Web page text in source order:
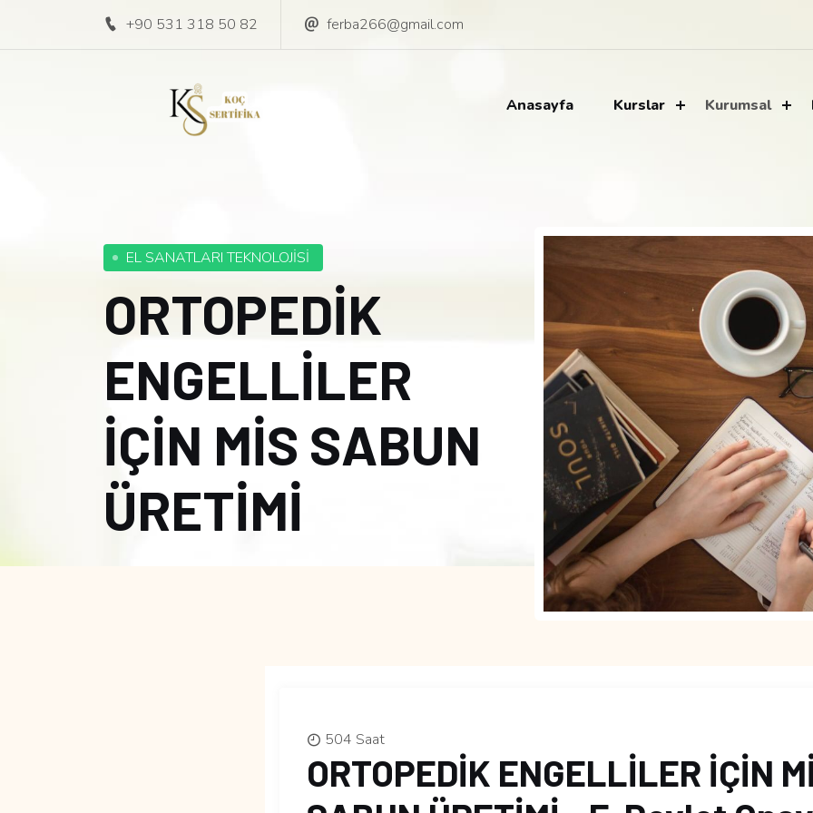
+90 531 318 50 82 ferba266@gmail.com
Anasayfa Kurslar Kurumsal
EL SANATLARI TEKNOLOJİSİ
ORTOPEDİK
ENGELLİLER
İÇİN MİS SABUN
ÜRETİMİ
504 Saat
ORTOPEDİK ENGELLİLER İÇİN